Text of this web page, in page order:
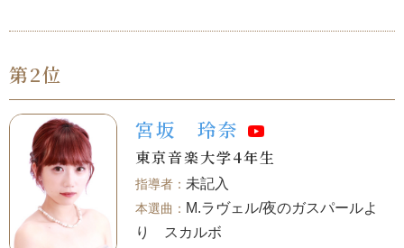
第2位
宮坂 玲奈
東京音楽大学4年生
未記入
M.ラヴェル/夜のガスパールよ
り スカルボ